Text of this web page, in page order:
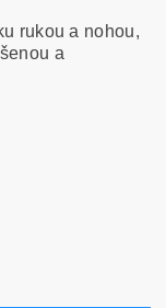
rukou a nohou,
a